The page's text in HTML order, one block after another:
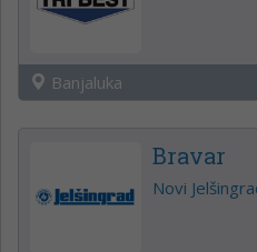
Banjaluka
Bravar
Novi